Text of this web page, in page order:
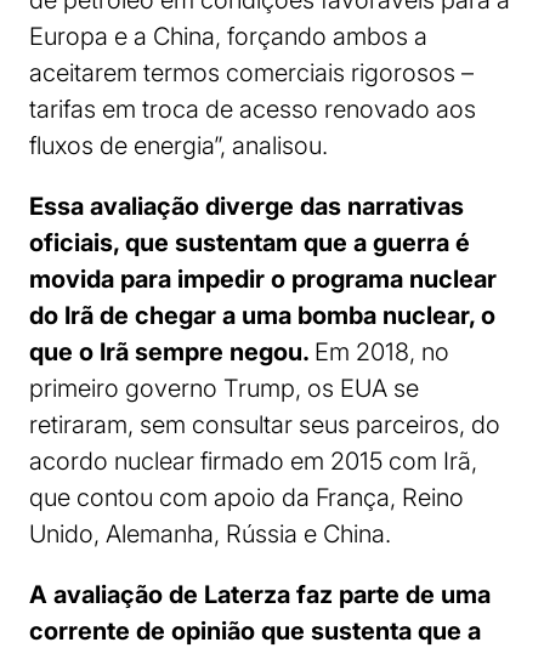
Europa e a China, forçando ambos a
aceitarem termos comerciais rigorosos –
tarifas em troca de acesso renovado aos
fluxos de energia”, analisou.
Essa avaliação diverge das narrativas
oficiais, que sustentam que a guerra é
movida para impedir o programa nuclear
do Irã de chegar a uma bomba nuclear, o
que o Irã sempre negou. Em 2018, no
primeiro governo Trump, os EUA se
retiraram, sem consultar seus parceiros, do
acordo nuclear firmado em 2015 com Irã,
que contou com apoio da França, Reino
Unido, Alemanha, Rússia e China.
A avaliação de Laterza faz parte de uma
corrente de opinião que sustenta que a